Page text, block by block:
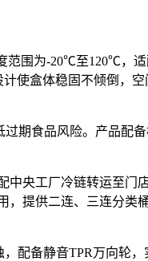
范围为-20℃至120℃，
使盒体稳固不倾倒，空
期食品风险。产品配
央工厂冷链转运至门
，提供二连、三连分类
配备静音TPR万向轮，